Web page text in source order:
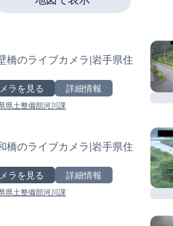
橋のライブカメラ|岩手県住
ラを見る 詳細情報
県土整備部河川課
橋のライブカメラ|岩手県住
ラを見る 詳細情報
県土整備部河川課
+
−